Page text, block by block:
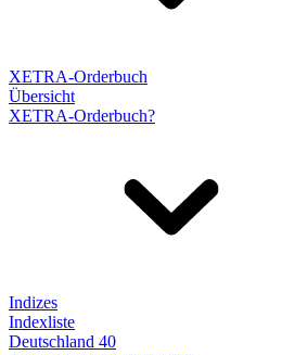
XETRA-Orderbuch
Übersicht
XETRA-Orderbuch?
Indizes
Indexliste
Deutschland 40